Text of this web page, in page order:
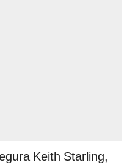
Keith Starling,